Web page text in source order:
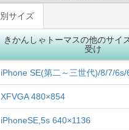
別サイズ
きかんしゃトーマスの他のサイ
受け
iPhone SE(第二～三世代)/8/7/
XFVGA 480×854
iPhoneSE,5s 640×1136